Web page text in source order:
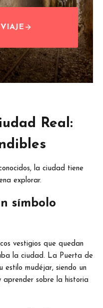
Real:
la ciudad tiene
explorar.
símbolo
vestigios que quedan
la ciudad. La Puerta de
estilo mudéjar, siendo un
sobre la historia